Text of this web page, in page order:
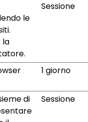
le
la
Sessione
1 giorno
di
Sessione